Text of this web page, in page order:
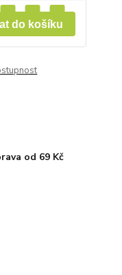
do košíku
od 69 Kč